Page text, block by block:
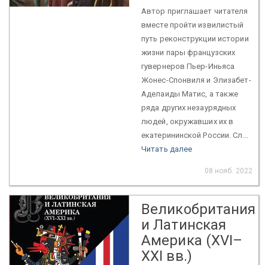
Автор приглашает читателя
вместе пройти извилистый
путь реконструкции истории
жизни пары французских
гувернеров Пьер-Иньяса
Жонес-Спонвиля и Элизабет-
Аделаиды Матис, а также
ряда других незаурядных
людей, окружавших их в
екатерининской России. Сл...
Читать далее
08 нояб. 2022
Великобритания
и Латинская
Америка (XVI–
XXI вв.)